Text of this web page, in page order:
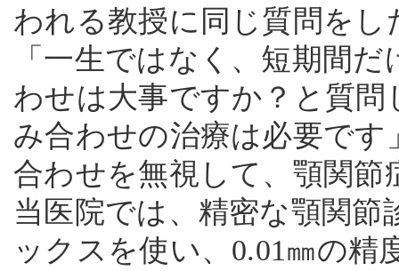
われる教授に同じ質問を
「一生ではなく、短期間
わせは大事ですか？と質
み合わせの治療は必要で
合わせを無視して、顎関
当医院では、精密な顎関節
ックスを使い、0.01㎜の精